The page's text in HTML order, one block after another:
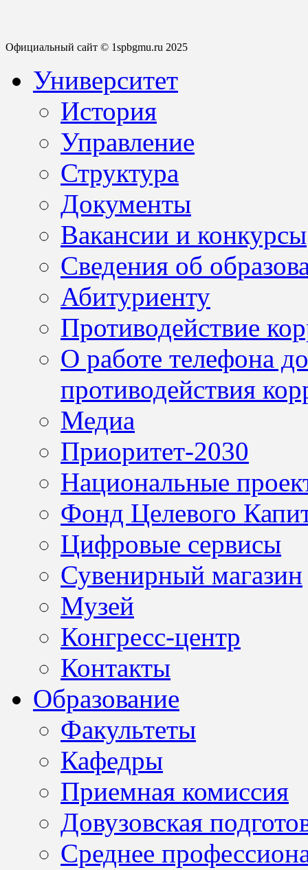
Официальный сайт © 1spbgmu.ru 2025
Университет
История
Управление
Структура
Документы
Вакансии и конкурсы
Сведения об
Абитуриенту
Противодействие
О работе телефона
противодействия
Медиа
Приоритет-2030
Национальные
Фонд Целевого
Цифровые сервисы
Сувенирный магазин
Музей
Конгресс-центр
Контакты
Образование
Факультеты
Кафедры
Приемная комиссия
Довузовская
Среднее